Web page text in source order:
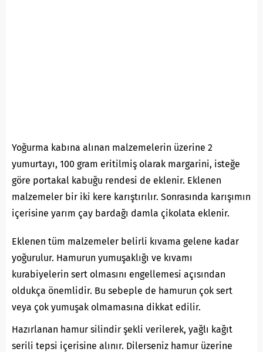
Yoğurma kabına alınan malzemelerin üzerine 2
yumurtayı, 100 gram eritilmiş olarak margarini, isteğe
göre portakal kabuğu rendesi de eklenir. Eklenen
malzemeler bir iki kere karıştırılır. Sonrasında karışımın
içerisine yarım çay bardağı damla çikolata eklenir.
Eklenen tüm malzemeler belirli kıvama gelene kadar
yoğurulur. Hamurun yumuşaklığı ve kıvamı
kurabiyelerin sert olmasını engellemesi açısından
oldukça önemlidir. Bu sebeple de hamurun çok sert
veya çok yumuşak olmamasına dikkat edilir.
Hazırlanan hamur silindir şekli verilerek, yağlı kağıt
serili tepsi içerisine alınır. Dilerseniz hamur üzerine